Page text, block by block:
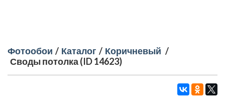
Фотообои / Каталог / Коричневый /
Своды потолка (ID 14623)